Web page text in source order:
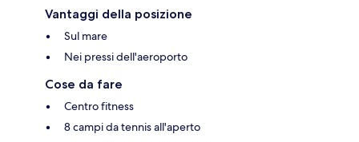
Vantaggi della posizione
Sul mare
Nei pressi dell'aeroporto
Cose da fare
Centro fitness
8 campi da tennis all'aperto